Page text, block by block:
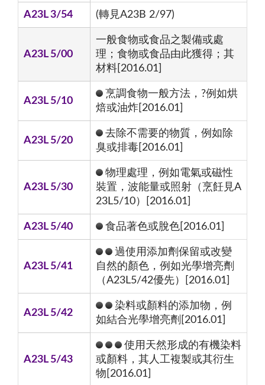
A23L 3/54 (轉見A23B 2/97)
A23L 5/00
一般食物或食品之製備或處
理；食物或食品由此獲得；其
材料[2016.01]
A23L 5/10
烹調食物一般方法，?例如烘
焙或油炸[2016.01]
A23L 5/20
去除不需要的物質，例如除
臭或排毒[2016.01]
A23L 5/30
物理處理，例如電氣或磁性
裝置，波能量或照射（烹飪見A
23L5/10）[2016.01]
A23L 5/40 食品著色或脫色[2016.01]
A23L 5/41
過使用添加劑保留或改變
自然的顏色，例如光學增亮劑
（A23L5/42優先）[2016.01]
A23L 5/42
染料或顏料的添加物，例
如結合光學增亮劑[2016.01]
A23L 5/43
使用天然形成的有機染料
或顏料，其人工複製或其衍生
物[2016.01]